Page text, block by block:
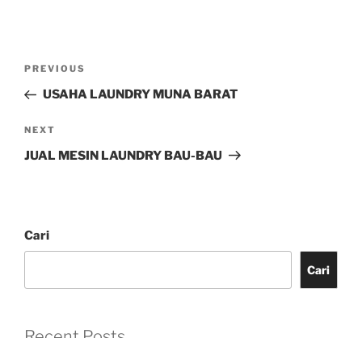
PREVIOUS
USAHA LAUNDRY MUNA BARAT
NEXT
JUAL MESIN LAUNDRY BAU-BAU
Cari
Cari